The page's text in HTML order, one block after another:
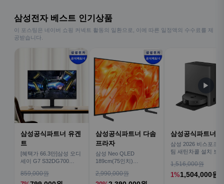
삼성전자 베스트 인기상품
이 포스팅은 네이버 쇼핑 커넥트 활동의 일환으로, 이에 따른 일정액의 수수료를 제
공받습니다.
삼성공식파트너 유겐
트
[혜택가 66.3만]삼성 오디
세이 G7 S32DG700
859,000원
삼성공식파트너 다솜
프라자
삼성 Neo QLED
189cm(75인치)
TV
2,990,000원
삼성공식파트너
삼성 2026 비스포크
팀 새틴차콜 설치 보
1,516,000원
1%1,504,000원
▶